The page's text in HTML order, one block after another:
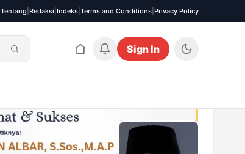
Tentang Redaksi Indeks Terms and Conditions Privacy Policy
Sign In